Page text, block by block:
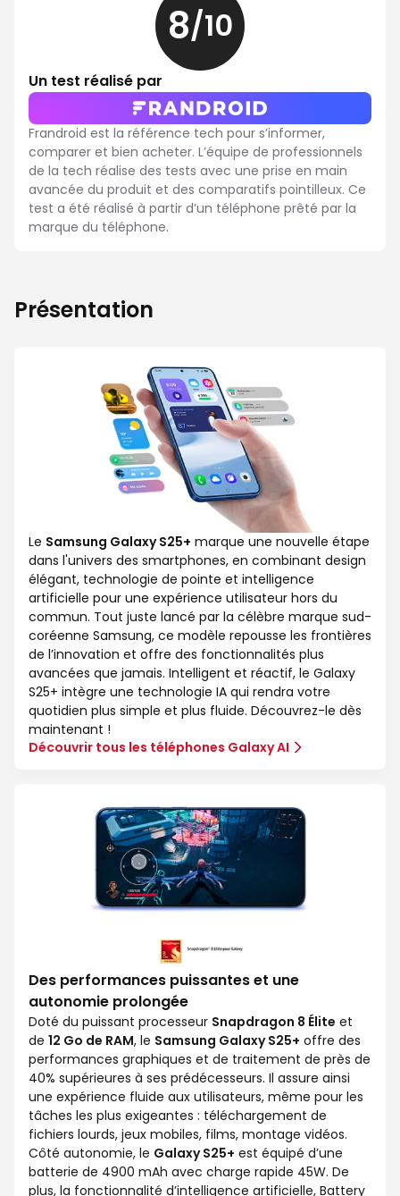
8/10
10
Un test réalisé par
Frandroid est la référence tech pour s’informer,
comparer et bien acheter. L’équipe de professionnels
de la tech réalise des tests avec une prise en main
avancée du produit et des comparatifs pointilleux. Ce
test a été réalisé à partir d’un téléphone prêté par la
marque du téléphone.
Présentation
Le Samsung Galaxy S25+ marque une nouvelle étape
dans l'univers des smartphones, en combinant design
élégant, technologie de pointe et intelligence
artificielle pour une expérience utilisateur hors du
commun. Tout juste lancé par la célèbre marque sud-
coréenne Samsung, ce modèle repousse les frontières
de l’innovation et offre des fonctionnalités plus
avancées que jamais. Intelligent et réactif, le Galaxy
S25+ intègre une technologie IA qui rendra votre
quotidien plus simple et plus fluide. Découvrez-le dès
maintenant !
Découvrir tous les téléphones Galaxy AI
Des performances puissantes et une
autonomie prolongée
Doté du puissant processeur Snapdragon 8 Élite et
de 12 Go de RAM, le Samsung Galaxy S25+ offre des
performances graphiques et de traitement de près de
40% supérieures à ses prédécesseurs. Il assure ainsi
une expérience fluide aux utilisateurs, même pour les
tâches les plus exigeantes : téléchargement de
fichiers lourds, jeux mobiles, films, montage vidéos.
Côté autonomie, le Galaxy S25+ est équipé d’une
batterie de 4900 mAh avec charge rapide 45W. De
plus, la fonctionnalité d’intelligence artificielle, Battery